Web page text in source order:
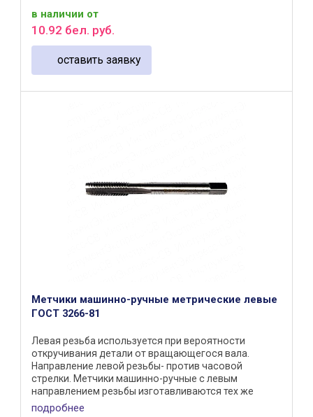
в наличии от
10.92 бел. руб.
оставить заявку
Метчики машинно-ручные метрические левые
ГОСТ 3266-81
Левая резьба используется при вероятности
откручивания детали от вращающегося вала.
Направление левой резьбы- против часовой
стрелки. Метчики машинно-ручные с левым
направлением резьбы изготавливаются тех же
типоразмеров, что и правые из стали Р6М5 ...
подробнее